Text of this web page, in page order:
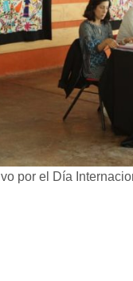
por el Día